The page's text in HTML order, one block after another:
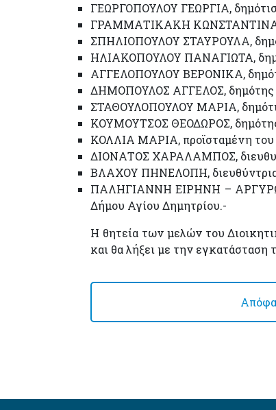
ΓΕΩΡΓΟΠΟΥΛΟΥ ΓΕΩΡΓΙΑ,
ΓΡΑΜΜΑΤΙΚΑΚΗ ΚΩΝΣΤΑΝΤΙΝΑ,
ΣΠΗΛΙΟΠΟΥΛΟΥ ΣΤΑΥΡΟΥΛΑ,
ΗΛΙΑΚΟΠΟΥΛΟΥ ΠΑΝΑΓΙΩΤΑ,
ΑΓΓΕΛΟΠΟΥΛΟΥ ΒΕΡΟΝΙΚΑ,
ΔΗΜΟΠΟΥΛΟΣ ΑΓΓΕΛΟΣ, δημότης
ΣΤΑΘΟΥΛΟΠΟΥΛΟΥ ΜΑΡΙΑ,
ΚΟΥΜΟΥΤΣΟΣ ΘΕΟΔΩΡΟΣ,
ΚΟΛΛΙΑ ΜΑΡΙΑ, προϊσταμένη του
ΔΙΟΝΑΤΟΣ ΧΑΡΑΛΑΜΠΟΣ,
ΒΛΑΧΟΥ ΠΗΝΕΛΟΠΗ,
ΠΑΛΗΓΙΑΝΝΗ ΕΙΡΗΝΗ – ΑΡΓΥΡΩ,
Δήμου Αγίου Δημητρίου.-
Η θητεία των μελών του
και θα λήξει με την εγκατάσταση